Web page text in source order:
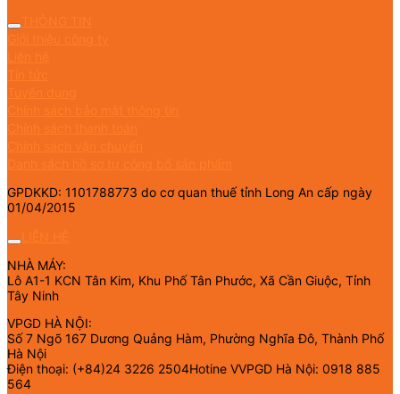
GPDKKD: 1101788773 do cơ quan thuế tỉnh Long An cấp ngày
01/04/2015
NHÀ MÁY:
Lô A1-1 KCN Tân Kim, Khu Phố Tân Phước, Xã Cần Giuộc, Tỉnh
Tây Ninh
VPGD HÀ NỘI:
Số 7 Ngõ 167 Dương Quảng Hàm, Phường Nghĩa Đô, Thành Phố
Hà Nội
Điện thoại: (+84)24 3226 2504Hotine VVPGD Hà Nội: 0918 885
564